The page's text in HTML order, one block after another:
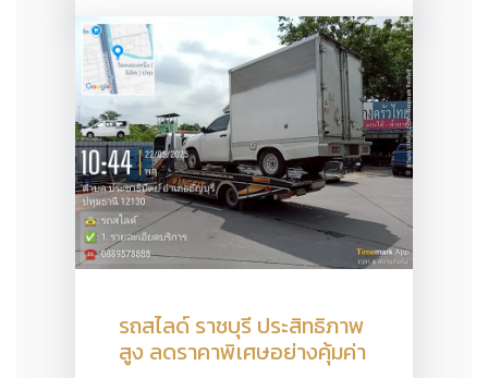
รถสไลด์ ราชบุรี ประสิทธิภาพ
สูง ลดราคาพิเศษอย่างคุ้มค่า